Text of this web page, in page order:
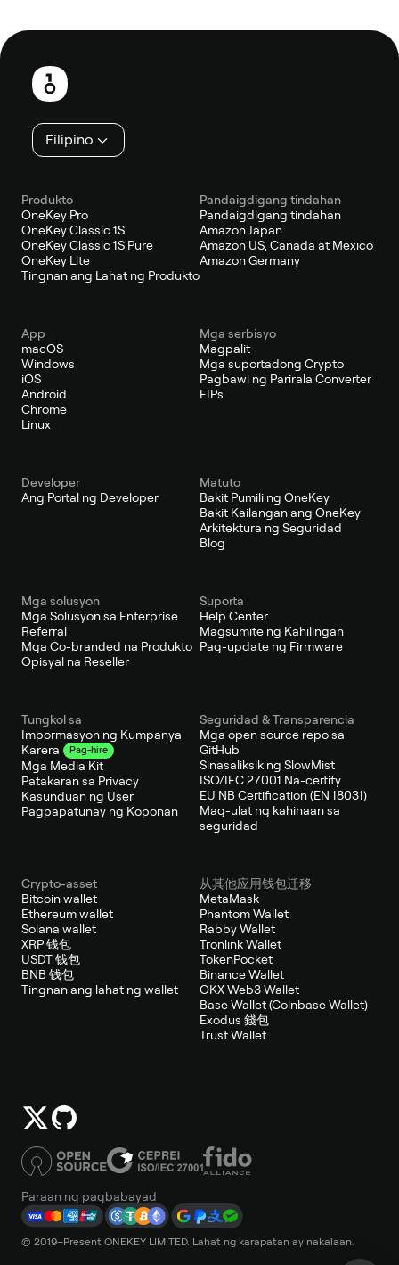
Footer
Filipino
Produkto
OneKey Pro
OneKey Classic 1S
OneKey Classic 1S Pure
OneKey Lite
Tingnan ang Lahat ng Produkto
Pandaigdigang tindahan
Pandaigdigang tindahan
Amazon Japan
Amazon US, Canada at Mexico
Amazon Germany
App
macOS
Windows
iOS
Android
Chrome
Linux
Mga serbisyo
Magpalit
Mga suportadong Crypto
Pagbawi ng Parirala Converter
EIPs
Developer
Ang Portal ng Developer
Matuto
Bakit Pumili ng OneKey
Bakit Kailangan ang OneKey
Arkitektura ng Seguridad
Blog
Mga solusyon
Mga Solusyon sa Enterprise
Referral
Mga Co-branded na Produkto
Opisyal na Reseller
Suporta
Help Center
Magsumite ng Kahilingan
Pag-update ng Firmware
Tungkol sa
Impormasyon ng Kumpanya
Karera
Pag-hire
Mga Media Kit
Patakaran sa Privacy
Kasunduan ng User
Pagpapatunay ng Koponan
Seguridad & Transparencia
Mga open source repo sa
GitHub
Sinasaliksik ng SlowMist
ISO/IEC 27001 Na-certify
EU NB Certification (EN 18031)
Mag-ulat ng kahinaan sa
seguridad
Crypto-asset
Bitcoin wallet
Ethereum wallet
Solana wallet
XRP 钱包
USDT 钱包
BNB 钱包
Tingnan ang lahat ng wallet
从其他应用钱包迁移
MetaMask
Phantom Wallet
Rabby Wallet
Tronlink Wallet
TokenPocket
Binance Wallet
OKX Web3 Wallet
Base Wallet (Coinbase Wallet)
Exodus 錢包
Trust Wallet
Paraan ng pagbabayad
© 2019–Present ONEKEY LIMITED. Lahat ng karapatan ay nakalaan.